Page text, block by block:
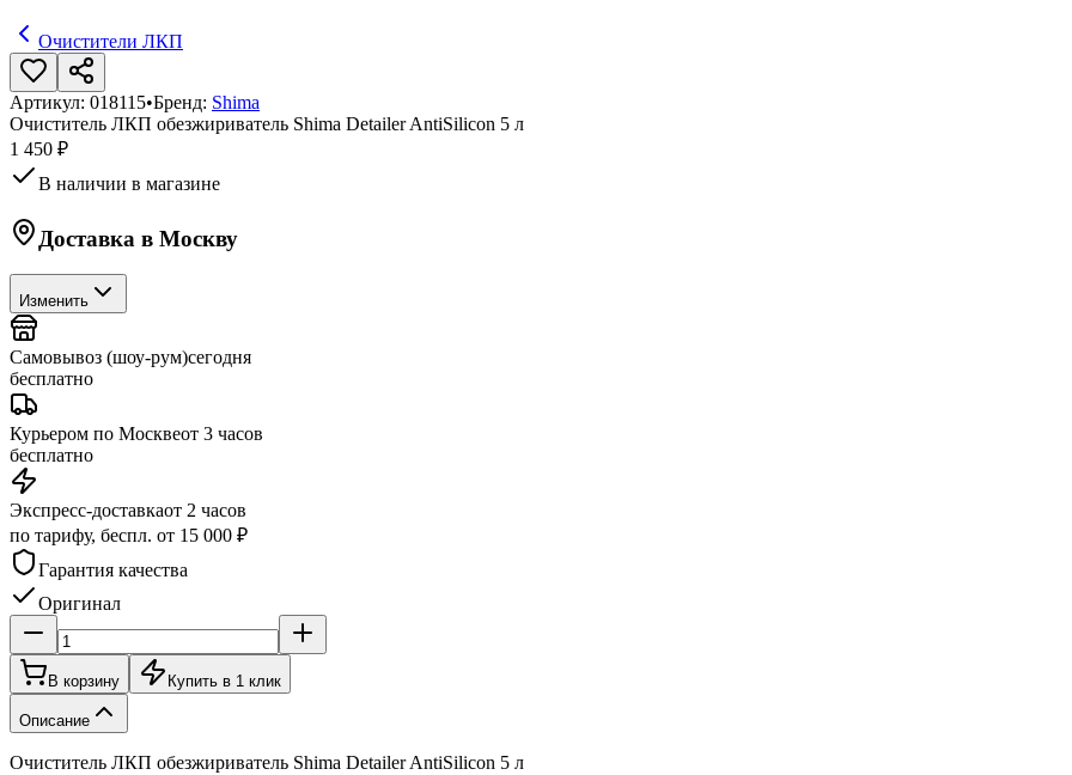
Очистители ЛКП
Артикул: 018115•Бренд: Shima
Очиститель ЛКП обезжириватель Shima Detailer AntiSilicon 5 л
1 450 ₽
В наличии в магазине
Доставка в Москву
Изменить
Самовывоз (шоу-рум)сегодня
бесплатно
Курьером по Москвеот 3 часов
бесплатно
Экспресс-доставкаот 2 часов
по тарифу, беспл. от 15 000 ₽
Гарантия качества
Оригинал
В корзину Купить в 1 клик
Описание
Очиститель ЛКП обезжириватель Shima Detailer AntiSilicon 5 л